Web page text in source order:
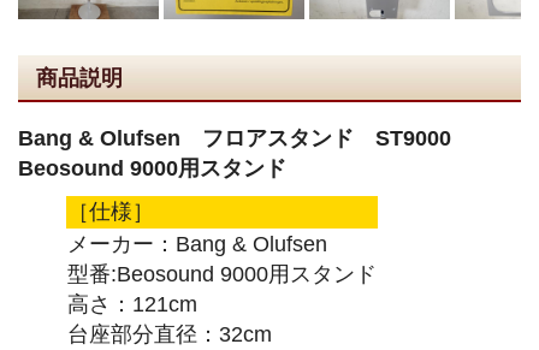
商品説明
Bang & Olufsen フロアスタンド ST9000
Beosound 9000用スタンド
［仕様］
メーカー：Bang & Olufsen
型番:Beosound 9000用スタンド
高さ：121cm
台座部分直径：32cm